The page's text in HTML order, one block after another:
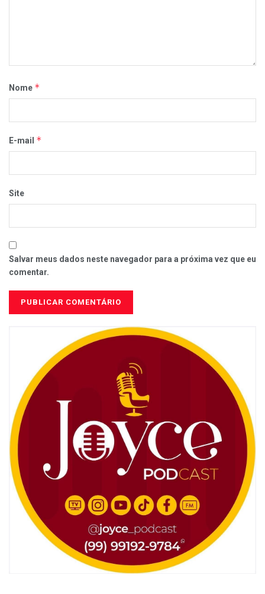
Nome *
E-mail *
Site
Salvar meus dados neste navegador para a próxima vez que eu
comentar.